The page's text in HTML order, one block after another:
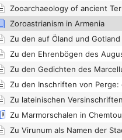
Zoroastrianism in Armenia
Zu Marmorschalen in Chemtou